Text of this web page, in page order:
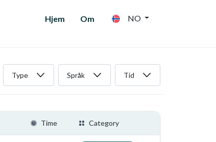
Hjem Om NO
Type Språk Tid
Time Category